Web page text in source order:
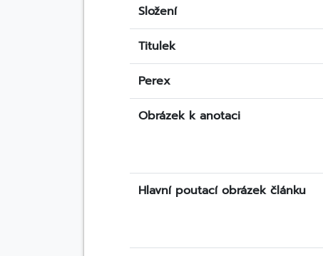
Složení
Titulek
Perex
Obrázek k anotaci
Hlavní poutací obrázek článku